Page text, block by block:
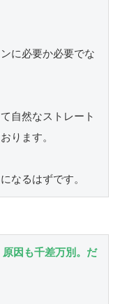
に必要か必要でな
自然なストレート
ります。
なるはずです。
因も千差万別。だ